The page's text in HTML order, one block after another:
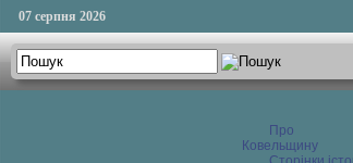
07 серпня 2026
Про
Ковельщину